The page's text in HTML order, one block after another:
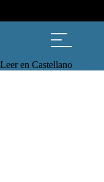
Leer en Castellano